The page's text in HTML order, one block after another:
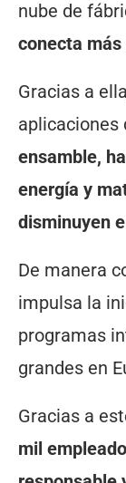
nube de
conecta
Gracias a
aplicaciones
ensamble,
energía y
disminuyen
De manera
impulsa la
programas
grandes en
Gracias a
mil